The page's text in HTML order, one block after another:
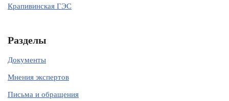
Крапивинская ГЭС
Разделы
Документы
Мнения экспертов
Письма и обращения